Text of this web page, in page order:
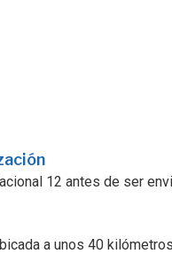
12 antes de ser
a unos 40